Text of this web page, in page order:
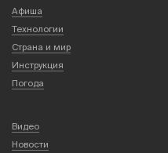
Афиша
Технологии
Страна и мир
Инструкция
Погода
Видео
Новости